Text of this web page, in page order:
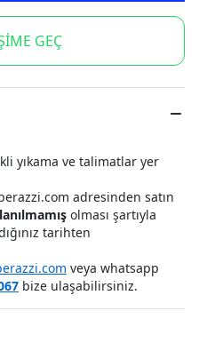
GEÇ
yıkama ve talimatlar yer
adresinden satın
olması şartıyla
tarihten
veya whatsapp
bize ulaşabilirsiniz.